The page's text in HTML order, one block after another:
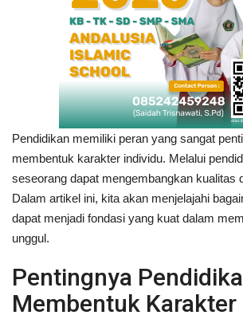
Pendidikan memiliki peran yang sangat
membentuk karakter individu. Melalui
seseorang dapat mengembangkan kualitas
Dalam artikel ini, kita akan menjelajahi
dapat menjadi fondasi yang kuat dalam
unggul.
Pentingnya
Membentuk Karakter